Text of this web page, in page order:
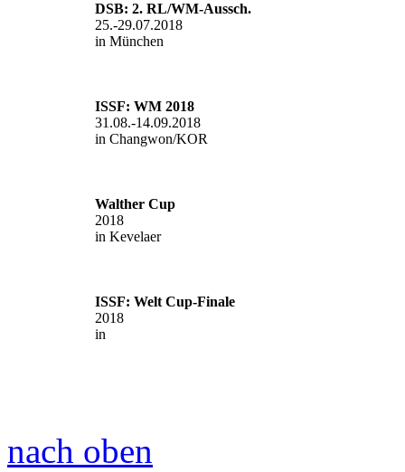
DSB: 2. RL/WM-Aussch.
25.-29.07.2018
in München
ISSF: WM 2018
31.08.-14.09.2018
in Changwon/KOR
Walther Cup
2018
in Kevelaer
ISSF: Welt Cup-Finale
2018
in
nach oben